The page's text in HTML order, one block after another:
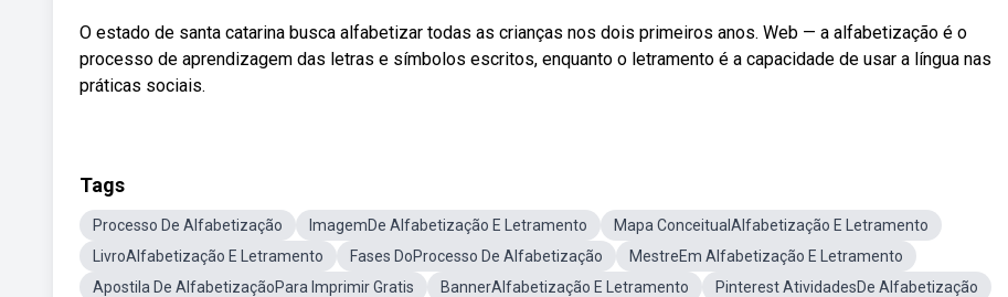
O estado de santa catarina busca alfabetizar todas as crianças nos dois primeiros anos. Web — a alfabetização é o
processo de aprendizagem das letras e símbolos escritos, enquanto o letramento é a capacidade de usar a língua nas
práticas sociais.
Tags
Processo De Alfabetização ImagemDe Alfabetização E Letramento
Mapa ConceitualAlfabetização E Letramento
LivroAlfabetização E Letramento
Fases DoProcesso De Alfabetização
MestreEm Alfabetização E Letramento
Apostila De AlfabetizaçãoPara Imprimir Gratis
BannerAlfabetização E Letramento
Pinterest AtividadesDe Alfabetização